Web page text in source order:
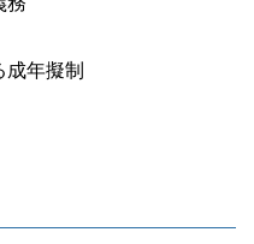
年擬制